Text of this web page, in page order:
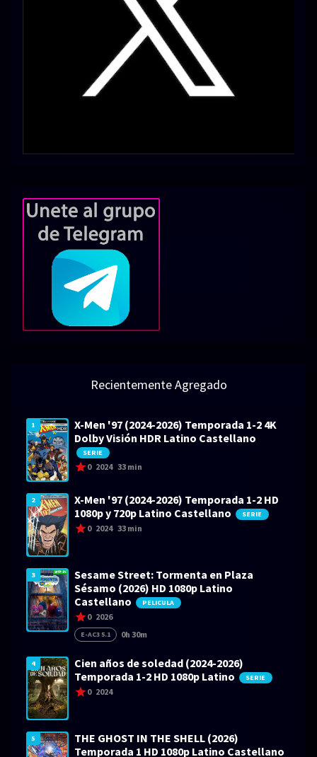
Recientemente Agregado
1
X-Men '97 (2024-2026) Temporada 1-2 4K
Dolby Visión HDR Latino Castellano
SERIE
0 2024 33 min
2
X-Men '97 (2024-2026) Temporada 1-2 HD
1080p y 720p Latino Castellano
SERIE
0 2024 33 min
3
Sesame Street: Tormenta en Plaza
Sésamo (2026) HD 1080p Latino
Castellano
PELICULA
0 2026
E-AC3 5.1 0h 30m
4
Cien años de soledad (2024-2026)
Temporada 1-2 HD 1080p Latino
SERIE
0 2024
5
THE GHOST IN THE SHELL (2026)
Temporada 1 HD 1080p Latino Castellano